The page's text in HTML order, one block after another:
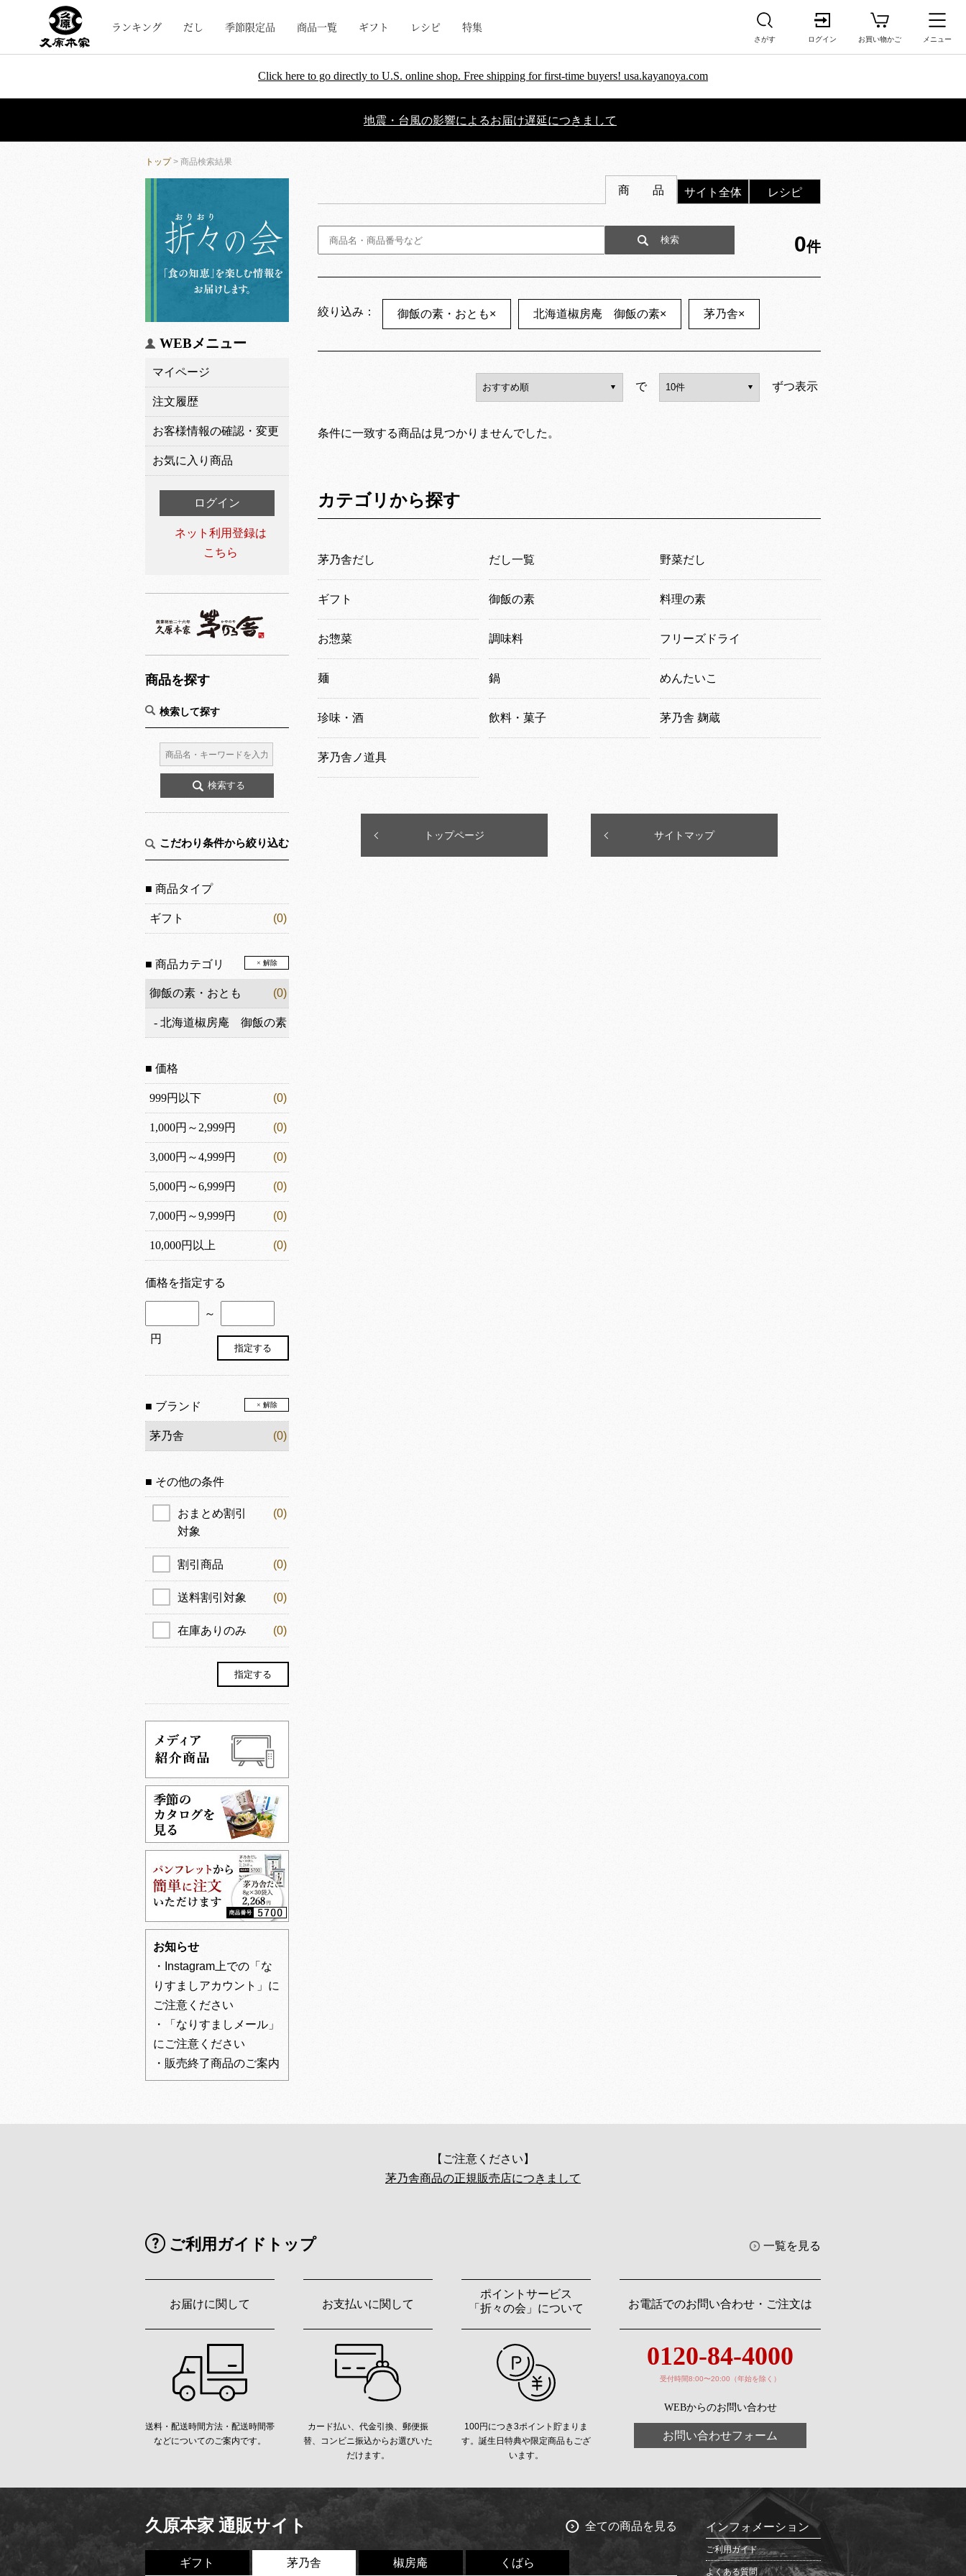
ランキング だし 季節限定品 商品一覧 ギフト レシピ 特集
さがす ログイン お買い物かご メニュー
Click here to go directly to U.S. online shop. Free shipping for first-time buyers! usa.kayanoya.com
地震・台風の影響によるお届け遅延につきまして
トップ> 商品検索結果
WEBメニュー
マイページ
注文履歴
お客様情報の確認・変更
お気に入り商品
ログイン
ネット利用登録は
こちら
商品を探す
検索して探す
こだわり条件から絞り込む
■ 商品タイプ
ギフト (0)
■ 商品カテゴリ × 解除
御飯の素・おとも (0)
- 北海道椒房庵 御飯の素
■ 価格
999円以下 (0)
1,000円～2,999円 (0)
3,000円～4,999円 (0)
5,000円～6,999円 (0)
7,000円～9,999円 (0)
10,000円以上 (0)
価格を指定する
～
円
■ ブランド × 解除
茅乃舎 (0)
■ その他の条件
おまとめ割引
対象
(0)
割引商品 (0)
送料割引対象 (0)
在庫ありのみ (0)
お知らせ
・Instagram上での「な
りすましアカウント」に
ご注意ください
・「なりすましメール」
にご注意ください
・販売終了商品のご案内
商 品 サイト全体 レシピ
0件
絞り込み： 御飯の素・おとも× 北海道椒房庵 御飯の素× 茅乃舎×
で ずつ表示
条件に一致する商品は見つかりませんでした。
カテゴリから探す
茅乃舎だし だし一覧 野菜だし
ギフト 御飯の素 料理の素
お惣菜 調味料 フリーズドライ
麺 鍋 めんたいこ
珍味・酒 飲料・菓子 茅乃舎 麹蔵
茅乃舎ノ道具
トップページ サイトマップ
【ご注意ください】
茅乃舎商品の正規販売店につきまして
ご利用ガイドトップ 一覧を見る
お届けに関して
送料・配送時間方法・配送時間帯
などについてのご案内です。
お支払いに関して
カード払い、代金引換、郵便振
替、コンビニ振込からお選びいた
だけます。
ポイントサービス
「折々の会」について
100円につき3ポイント貯まりま
す。誕生日特典や限定商品もござ
います。
お電話でのお問い合わせ・ご注文は
0120-84-4000
受付時間8:00〜20:00（年始を除く）
WEBからのお問い合わせ
お問い合わせフォーム
久原本家 通販サイト 全ての商品を見る
ギフト 茅乃舎 椒房庵 くばら
インフォメーション
ご利用ガイド
よくある質問